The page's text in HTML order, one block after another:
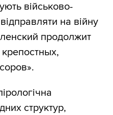
військово-
на війну
продолжит
структур,